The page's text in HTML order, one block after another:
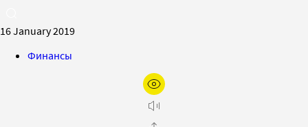
16 January 2019
Финансы